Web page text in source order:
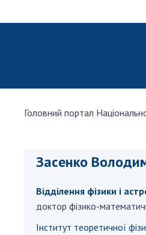
Головний портал
Засенко
Відділення фiзики і
доктор фізико-
Інститут теоретичної